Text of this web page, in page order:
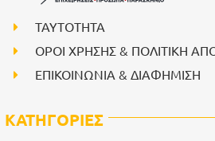
ΤΑΥΤΟΤΗΤΑ
ΟΡΟΙ ΧΡΗΣΗΣ & ΠΟΛΙΤΙΚΗ
ΕΠΙΚΟΙΝΩΝΙΑ & ΔΙΑΦΗΜΙΣΗ
ΚΑΤΗΓΟΡΙΕΣ